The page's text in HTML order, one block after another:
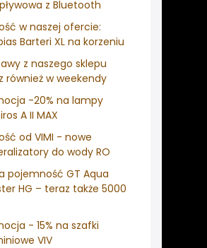
z Bluetooth
w naszej ofercie:
Barteri XL na korzeniu
z naszego sklepu
również w weekendy
-20% na lampy
A II MAX
od VIMI - nowe
do wody RO
pojemność GT Aqua
HG – teraz także 5000
- 15% na szafki
VIV